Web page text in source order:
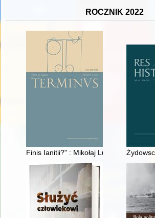
ROCZNIK 2022
Finis Ianitii?" : Mikołaj Lubomirski’s